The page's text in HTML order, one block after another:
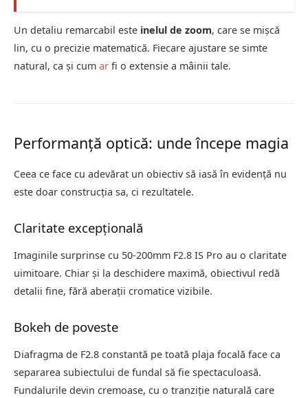
Un detaliu remarcabil este inelul de zoom, care se mișcă
lin, cu o precizie matematică. Fiecare ajustare se simte
natural, ca și cum ar fi o extensie a mâinii tale.
Performanță optică: unde începe magia
Ceea ce face cu adevărat un obiectiv să iasă în evidență nu
este doar construcția sa, ci rezultatele.
Claritate excepțională
Imaginile surprinse cu 50-200mm F2.8 IS Pro au o claritate
uimitoare. Chiar și la deschidere maximă, obiectivul redă
detalii fine, fără aberații cromatice vizibile.
Bokeh de poveste
Diafragma de F2.8 constantă pe toată plaja focală face ca
separarea subiectului de fundal să fie spectaculoasă.
Fundalurile devin cremoase, cu o tranziție naturală care